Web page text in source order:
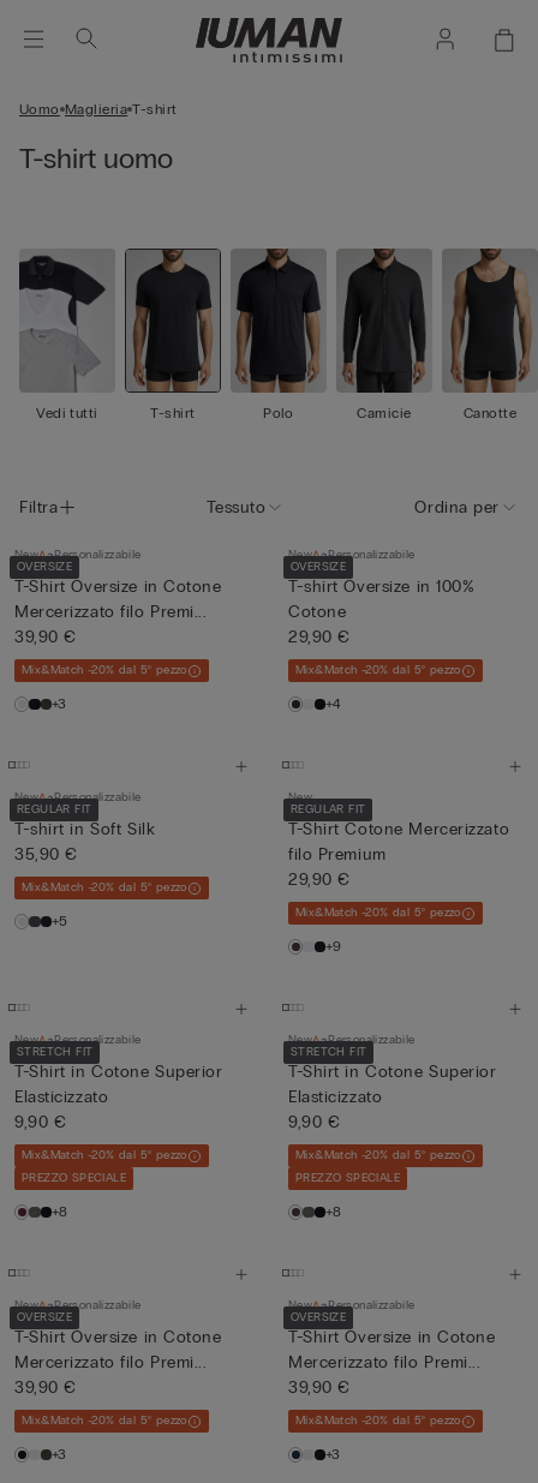
Uomo Maglieria T-shirt
T-shirt uomo
Vedi tutti T-shirt Polo Camicie Canotte
Filtra Tessuto Ordina per
OVERSIZE
New Personalizzabile
T-Shirt Oversize in Cotone
Mercerizzato filo Premi...
39,90 €
Mix&Match -20% dal 5° pezzo
+3
OVERSIZE
New Personalizzabile
T-shirt Oversize in 100%
Cotone
29,90 €
Mix&Match -20% dal 5° pezzo
+4
REGULAR FIT
New Personalizzabile
T-shirt in Soft Silk
35,90 €
Mix&Match -20% dal 5° pezzo
+5
REGULAR FIT
New
T-Shirt Cotone Mercerizzato
filo Premium
29,90 €
Mix&Match -20% dal 5° pezzo
+9
STRETCH FIT
New Personalizzabile
T-Shirt in Cotone Superior
Elasticizzato
9,90 €
Mix&Match -20% dal 5° pezzo
PREZZO SPECIALE
+8
STRETCH FIT
New Personalizzabile
T-Shirt in Cotone Superior
Elasticizzato
9,90 €
Mix&Match -20% dal 5° pezzo
PREZZO SPECIALE
+8
OVERSIZE
New Personalizzabile
T-Shirt Oversize in Cotone
Mercerizzato filo Premi...
39,90 €
Mix&Match -20% dal 5° pezzo
+3
OVERSIZE
New Personalizzabile
T-Shirt Oversize in Cotone
Mercerizzato filo Premi...
39,90 €
Mix&Match -20% dal 5° pezzo
+3